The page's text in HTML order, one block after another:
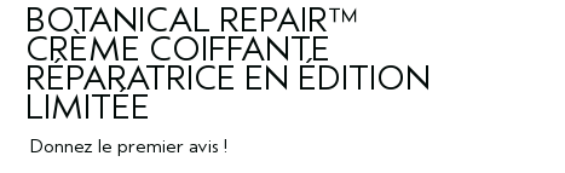
BOTANICAL REPAIR™
CRÈME COIFFANTE
RÉPARATRICE EN ÉDITION
LIMITÉE
Donnez le premier avis !